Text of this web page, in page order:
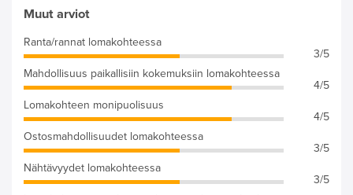
Muut arviot
Ranta/rannat lomakohteessa
3/5
Mahdollisuus paikallisiin kokemuksiin lomakohteessa
4/5
Lomakohteen monipuolisuus
4/5
Ostosmahdollisuudet lomakohteessa
3/5
Nähtävyydet lomakohteessa
3/5